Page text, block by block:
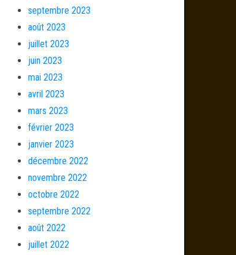
septembre 2023
août 2023
juillet 2023
juin 2023
mai 2023
avril 2023
mars 2023
février 2023
janvier 2023
décembre 2022
novembre 2022
octobre 2022
septembre 2022
août 2022
juillet 2022